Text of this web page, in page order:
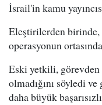
İsrail'in kamu
Eleştirilerden
operasyonun
Eski yetkili, görevden
olmadığını söyledi
daha büyük